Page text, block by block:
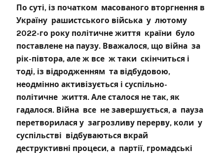
По суті, із початком масованого вторгнення в
Україну рашистського війська у лютому
2022-го року політичне життя країни було
поставлене на паузу. Вважалося, що війна за
рік-півтора, але ж все ж таки скінчиться і
тоді, із відродженням та відбудовою,
неодмінно активізується і суспільно-
політичне життя. Але сталося не так, як
гадалося. Війна все не завершується, а пауза
перетворилася у загрозливу перерву, коли у
суспільстві відбуваються вкрай
деструктивні процеси, а партії, громадські